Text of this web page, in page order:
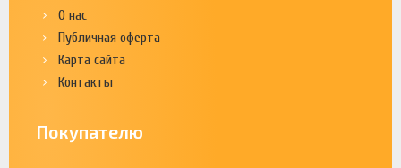
О нас
Публичная оферта
Карта сайта
Контакты
Покупателю